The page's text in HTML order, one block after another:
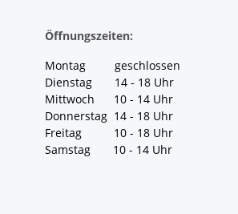
Öffnungszeiten:
Montag geschlossen
Dienstag 14 - 18 Uhr
Mittwoch 10 - 14 Uhr
Donnerstag 14 - 18 Uhr
Freitag 10 - 18 Uhr
Samstag 10 - 14 Uhr